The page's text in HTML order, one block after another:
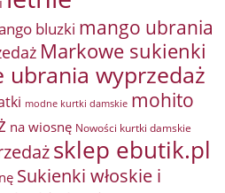
bluzki mango ubrania
Markowe sukienki
ubrania wyprzedaż
modne kurtki damskie mohito
na wiosnę Nowości kurtki damskie
sklep ebutik.pl
Sukienki włoskie i